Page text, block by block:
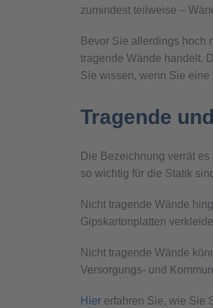
zumindest teilweise –
Bevor Sie allerdings hoch
tragende Wände handelt.
Sie wissen, wenn Sie
Tragende
Die Bezeichnung verrät
so wichtig für die Statik
Nicht tragende Wände
Gipskartonplatten
Nicht tragende Wände
Versorgungs- und
Hier erfahren Sie, wie Sie